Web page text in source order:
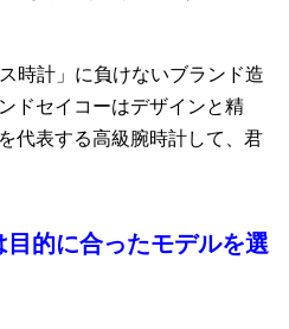
時計」に負けないブランド造
ドセイコーはデザインと精
代表する高級腕時計して、君
的に合ったモデルを選